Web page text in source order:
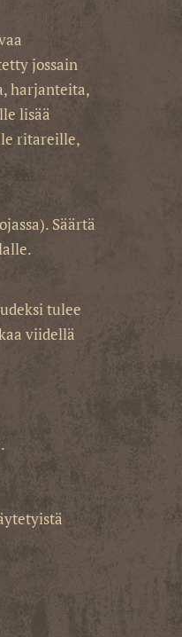
jossain
harjanteita,
lisää
ritareille,
Säärtä
tulee
viidellä